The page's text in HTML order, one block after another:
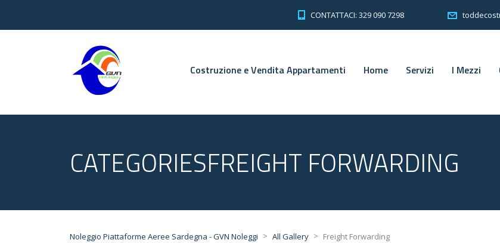
CONTATTACI: 329 090 7298
Costruzione e Vendita Appartamenti Home Servizi I Mezzi
CATEGORIESFREIGHT FORWARDING
Noleggio Piattaforme Aeree Sardegna - GVN Noleggi > All Gallery > Freight Forwarding